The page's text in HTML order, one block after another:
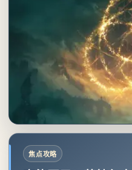
焦点攻略